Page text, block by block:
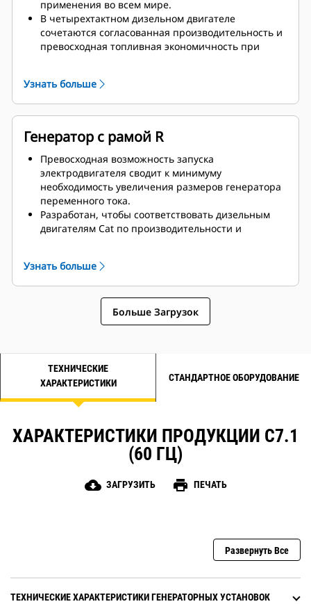
применения во всем мире.
В четырехтактном дизельном двигателе
сочетаются согласованная производительность и
превосходная топливная экономичность при
Узнать больше
Генератор с рамой R
Превосходная возможность запуска
электродвигателя сводит к минимуму
необходимость увеличения размеров генератора
переменного тока.
Разработан, чтобы соответствовать дизельным
двигателям Cat по производительности и
Узнать больше
Больше Загрузок
ТЕХНИЧЕСКИЕ
ХАРАКТЕРИСТИКИ
СТАНДАРТНОЕ ОБОРУДОВАНИЕ
ХАРАКТЕРИСТИКИ ПРОДУКЦИИ C7.1
(60 ГЦ)
cloud_download ЗАГРУЗИТЬ print ПЕЧАТЬ
Развернуть Все
ТЕХНИЧЕСКИЕ ХАРАКТЕРИСТИКИ ГЕНЕРАТОРНЫХ УСТАНОВОК